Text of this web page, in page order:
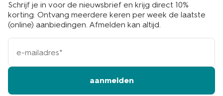
Schrijf je in voor de nieuwsbrief en krijg direct 10%
korting. Ontvang meerdere keren per week de laatste
(online) aanbiedingen. Afmelden kan altijd.
e-
mailadres
aanmelden